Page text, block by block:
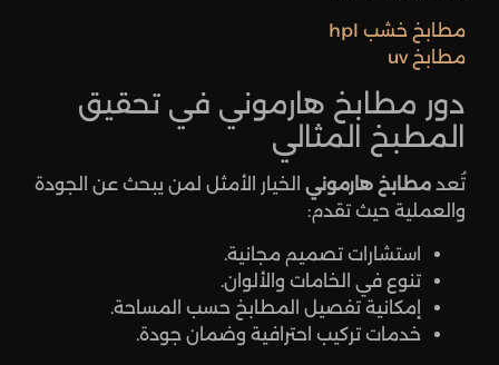
مطابخ خشب hpl
مطابخ uv
دور مطابخ هارموني في تحقيق
المطبخ المثالي
تُعد مطابخ هارموني الخيار الأمثل لمن يبحث عن الجودة
والعملية حيث تقدم:
استشارات تصميم مجانية.
تنوع في الخامات والألوان.
إمكانية تفصيل المطابخ حسب المساحة.
خدمات تركيب احترافية وضمان جودة.